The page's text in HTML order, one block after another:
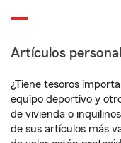
Artículos
¿Tiene tesoros
equipo deportivo y
de vivienda o
de sus artículos más